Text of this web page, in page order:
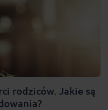
rodziców. Jakie są